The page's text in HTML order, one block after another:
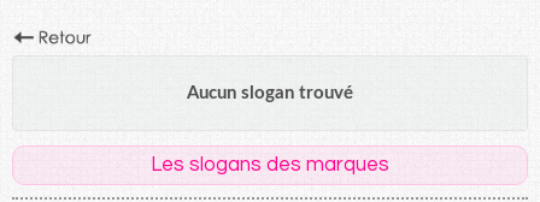
Aucun slogan trouvé
Les slogans des marques